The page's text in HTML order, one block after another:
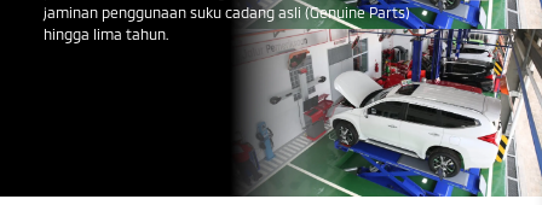
jaminan penggunaan suku cadang asli (Genuine Parts)
hingga lima tahun.